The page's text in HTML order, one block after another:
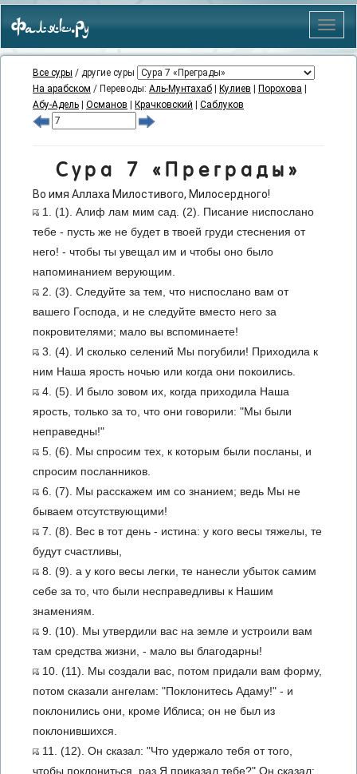
Меню
Фаляк.Ру
Все суры / другие суры
На арабском / Переводы: Аль-Мунтахаб Кулиев Порохова
Абу-Адель
Османов Крачковский Саблуков
Сура 7 «Преграды»
Во имя Аллаха Милостивого, Милосердного!
1. (1). Алиф лам мим сад. (2). Писание ниспослано
тебе - пусть же не будет в твоей груди стеснения от
него! - чтобы ты увещал им и чтобы оно было
напоминанием верующим.
2. (3). Следуйте за тем, что ниспослано вам от
вашего Господа, и не следуйте вместо него за
покровителями; мало вы вспоминаете!
3. (4). И сколько селений Мы погубили! Приходила к
ним Наша ярость ночью или когда они покоились.
4. (5). И было зовом их, когда приходила Наша
ярость, только за то, что они говорили: "Мы были
неправедны!"
5. (6). Мы спросим тех, к которым были посланы, и
спросим посланников.
6. (7). Мы расскажем им со знанием; ведь Мы не
бываем отсутствующими!
7. (8). Вес в тот день - истина: у кого весы тяжелы, те
будут счастливы,
8. (9). а у кого весы легки, те нанесли убыток самим
себе за то, что были несправедливы к Нашим
знамениям.
9. (10). Мы утвердили вас на земле и устроили вам
там средства жизни, - мало вы благодарны!
10. (11). Мы создали вас, потом придали вам форму,
потом сказали ангелам: "Поклонитесь Адаму!" - и
поклонились они, кроме Иблиса; он не был из
поклонившихся.
11. (12). Он сказал: "Что удержало тебя от того,
чтобы поклониться, раз Я приказал тебе?" Он сказал: